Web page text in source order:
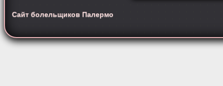
Сайт болельщиков Палермо